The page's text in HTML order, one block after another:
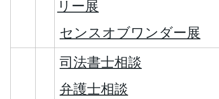
リー展
センスオブワンダー展
司法書士相談
弁護士相談